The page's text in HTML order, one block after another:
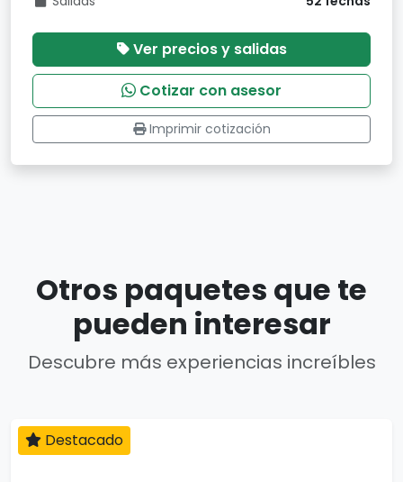
Ver precios y salidas
Cotizar con asesor
Imprimir cotización
Otros paquetes que te
pueden interesar
Descubre más experiencias increíbles
Destacado